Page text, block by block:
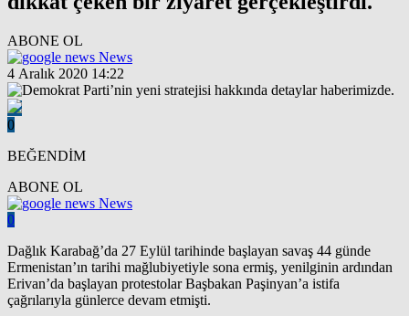
ABONE OL
News
4 Aralık 2020 14:22
0
BEĞENDİM
ABONE OL
News
0
Dağlık Karabağ’da 27 Eylül tarihinde başlayan savaş 44 günde
Ermenistan’ın tarihi mağlubiyetiyle sona ermiş, yenilginin ardından
Erivan’da başlayan protestolar Başbakan Paşinyan’a istifa
çağrılarıyla günlerce devam etmişti.